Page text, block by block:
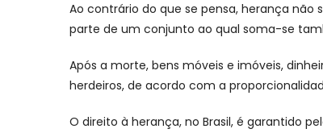
Ao contrário do que se pensa, herança não
parte de um conjunto ao qual soma-se
Após a morte, bens móveis e imóveis,
herdeiros, de acordo com a
O direito à herança, no Brasil, é garantido